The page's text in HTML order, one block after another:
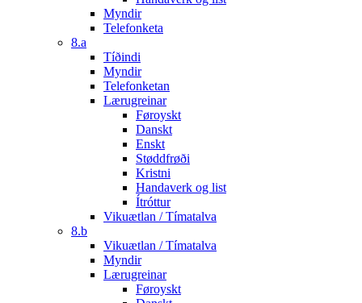
Myndir
Telefonketa
8.a
Tíðindi
Myndir
Telefonketan
Lærugreinar
Føroyskt
Danskt
Enskt
Støddfrøði
Kristni
Handaverk og list
Ítróttur
Vikuætlan / Tímatalva
8.b
Vikuætlan / Tímatalva
Myndir
Lærugreinar
Føroyskt